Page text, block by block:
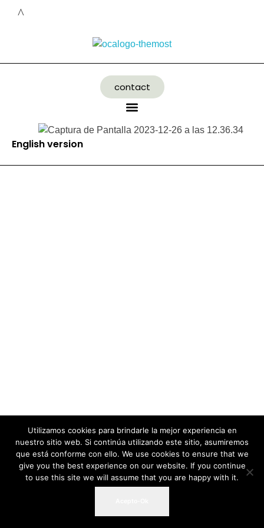
contact
English version
Utilizamos cookies para brindarle la mejor experiencia en
nuestro sitio web. Si continúa utilizando este sitio, asumiremos
que está conforme con ello. We use cookies to ensure that we
give you the best experience on our website. If you continue
to use this site we will assume that you are happy with it.